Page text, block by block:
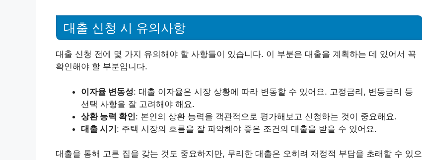
대출 신청 시 유의사항
대출 신청 전에 몇 가지 유의해야 할 사항들이 있습니다. 이 부분은 대출을 계획하는 데 있어서 꼭
확인해야 할 부분입니다.
이자율 변동성: 대출 이자율은 시장 상황에 따라 변동할 수 있어요. 고정금리, 변동금리 등
선택 사항을 잘 고려해야 해요.
상환 능력 확인: 본인의 상환 능력을 객관적으로 평가해보고 신청하는 것이 중요해요.
대출 시기: 주택 시장의 흐름을 잘 파악해야 좋은 조건의 대출을 받을 수 있어요.
대출을 통해 고른 집을 갖는 것도 중요하지만, 무리한 대출은 오히려 재정적 부담을 초래할 수 있으